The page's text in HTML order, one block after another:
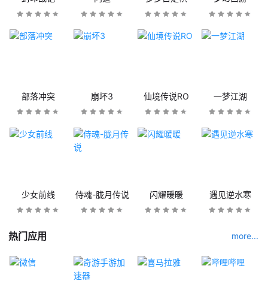
部落冲突 崩坏3 仙境传说RO 一梦江湖
少女前线 侍魂-胧月传说 闪耀暖暖 遇见逆水寒
热门应用 more...